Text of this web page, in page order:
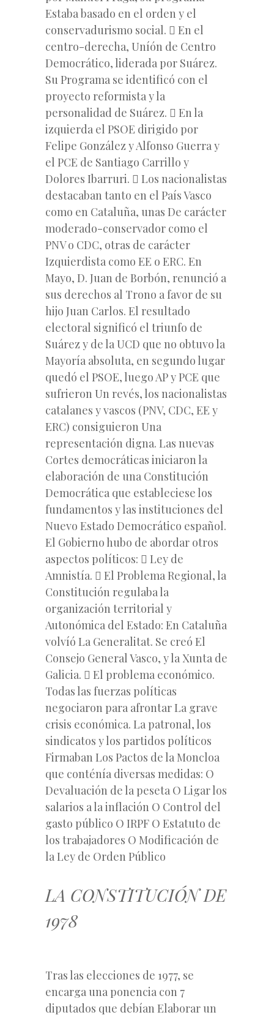
Estaba basado en el orden y el
conservadurismo social.  En el
centro-derecha, Uníón de Centro
Democrático, liderada por Suárez.
Su Programa se identificó con el
proyecto reformista y la
personalidad de Suárez.  En la
izquierda el PSOE dirigido por
Felipe González y Alfonso Guerra y
el PCE de Santiago Carrillo y
Dolores Ibarruri.  Los nacionalistas
destacaban tanto en el País Vasco
como en Cataluña, unas De carácter
moderado-conservador como el
PNV o CDC, otras de carácter
Izquierdista como EE o ERC. En
Mayo, D. Juan de Borbón, renunció a
sus derechos al Trono a favor de su
hijo Juan Carlos. El resultado
electoral significó el triunfo de
Suárez y de la UCD que no obtuvo la
Mayoría absoluta, en segundo lugar
quedó el PSOE, luego AP y PCE que
sufrieron Un revés, los nacionalistas
catalanes y vascos (PNV, CDC, EE y
ERC) consiguieron Una
representación digna. Las nuevas
Cortes democráticas iniciaron la
elaboración de una Constitución
Democrática que estableciese los
fundamentos y las instituciones del
Nuevo Estado Democrático español.
El Gobierno hubo de abordar otros
aspectos políticos:  Ley de
Amnistía.  El Problema Regional, la
Constitución regulaba la
organización territorial y
Autonómica del Estado: En Cataluña
volvíó La Generalitat. Se creó El
Consejo General Vasco, y la Xunta de
Galicia.  El problema económico.
Todas las fuerzas políticas
negociaron para afrontar La grave
crisis económica. La patronal, los
sindicatos y los partidos políticos
Firmaban Los Pactos de la Moncloa
que conténía diversas medidas: O
Devaluación de la peseta O Ligar los
salarios a la inflación O Control del
gasto público O IRPF O Estatuto de
los trabajadores O Modificación de
la Ley de Orden Público
LA CONSTITUCIÓN DE
1978
Tras las elecciones de 1977, se
encarga una ponencia con 7
diputados que debían Elaborar un